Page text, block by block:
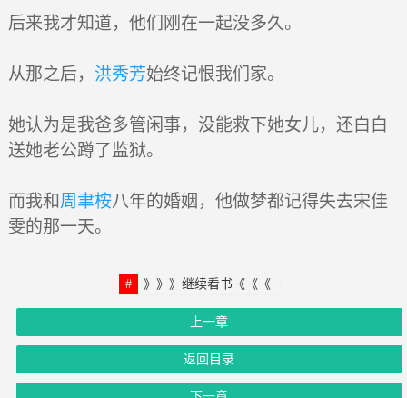
后来我才知道，他们刚在一起没多久。
从那之后， 洪秀芳始终记恨我们家。
她认为是我爸多管闲事，没能救下她女儿，还白白
送她老公蹲了监狱。
而我和周聿桉八年的婚姻，他做梦都记得失去宋佳
雯的那一天。
》》》继续看书《《《
上一章
返回目录